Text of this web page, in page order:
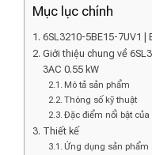
Mục lục chính
6SL3210-5BE15-7UV1 |
Giới thiệu chung về
3AC 0.55 kW
Mô tả sản phẩm
Thông số kỹ thuật
Đặc điểm nổi bật của
Thiết kế
Ứng dụng sản phẩm